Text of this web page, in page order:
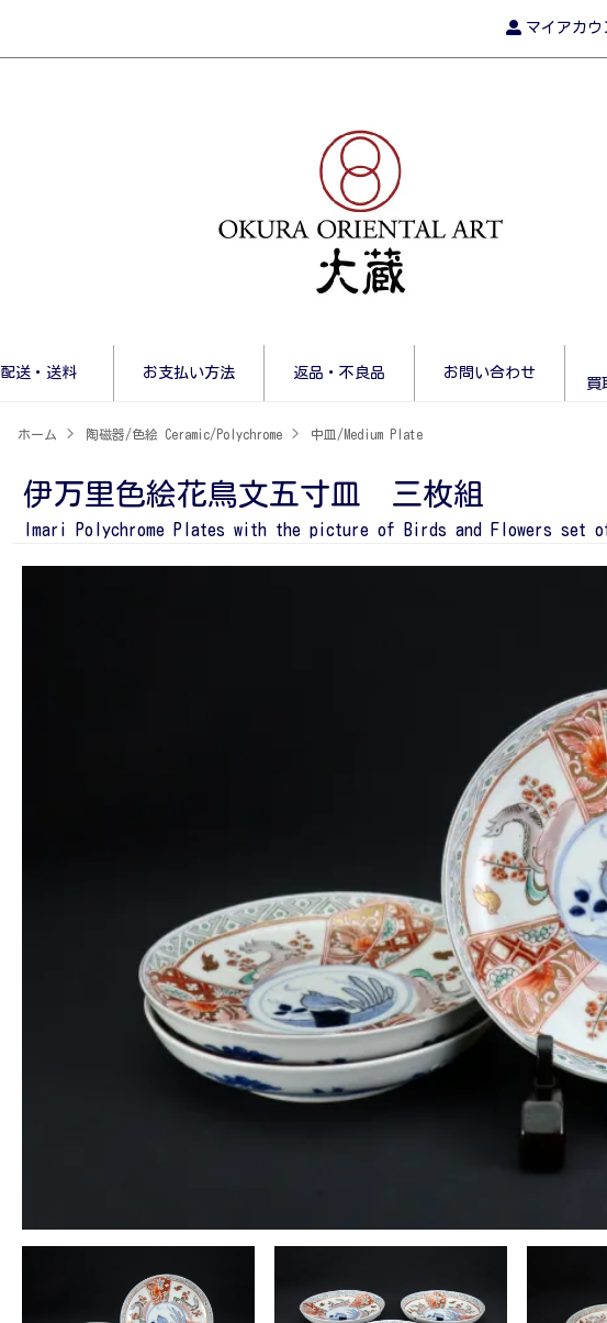
マイアカウ
配送・送料 お支払い方法 返品・不良品 お問い合わせ
買
ホーム > 陶磁器/色絵 Ceramic/Polychrome > 中皿/Medium Plate
伊万里色絵花鳥文五寸皿 三枚組
Imari Polychrome Plates with the picture of Birds and Flowers set